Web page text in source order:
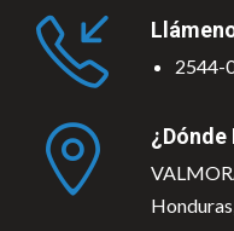
2544-
¿Dónde